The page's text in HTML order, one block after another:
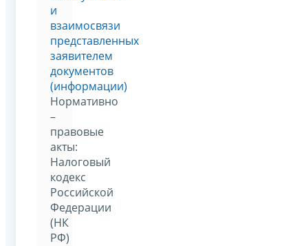
и
взаимосвязи
представленных
заявителем
документов
(информации)
Нормативно
–
правовые
акты:
Налоговый
кодекс
Российской
Федерации
(НК
РФ)